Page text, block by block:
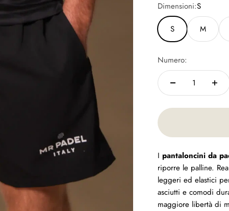
Dimensioni:S
S M
Numero:
I pantaloncini da
riporre le palline.
leggeri ed elastici
asciutti e comodi
maggiore libertà di